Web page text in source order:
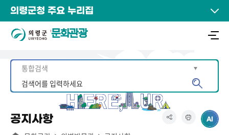
의령군청 주요 누리집
문화관광
공지사항